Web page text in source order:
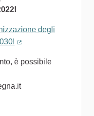
degli
è possibile